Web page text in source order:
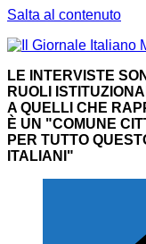
Salta al contenuto
LE INTERVISTE
RUOLI
A QUELLI CHE
È UN "COMUNE
PER TUTTO
ITALIANI"